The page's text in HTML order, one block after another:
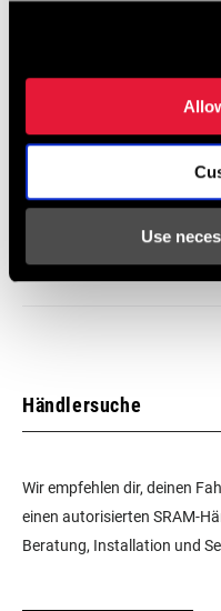
Use
231 KB
SRAM und Zipp
604kb
Händlersuche
Wir empfehlen dir, deinen
einen autorisierten SRAM-
Beratung, Installation und